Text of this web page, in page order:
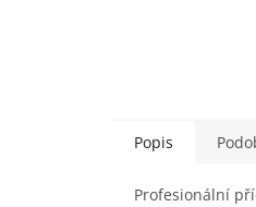
Popis
Profesionální